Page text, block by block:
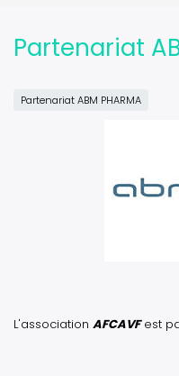
Partenariat
Partenariat ABM PHARMA
L'association AFCAVFest